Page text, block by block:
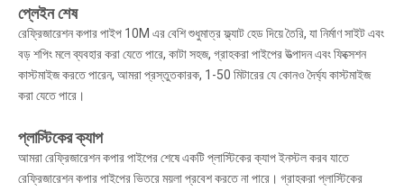
প্লেইন শেষ
রেফ্রিজারেশন কপার পাইপ 10M এর বেশি শুধুমাত্র ফ্ল্যাট হেড দিয়ে তৈরি, যা নির্মাণ সাইট এবং
বড় শপিং মলে ব্যবহার করা যেতে পারে, কাটা সহজ, গ্রাহকরা পাইপের উত্পাদন এবং ফিক্সেশন
কাস্টমাইজ করতে পারেন, আমরা প্রস্তুতকারক, 1-50 মিটারের যে কোনও দৈর্ঘ্য কাস্টমাইজ
করা যেতে পারে।
প্লাস্টিকের ক্যাপ
আমরা রেফ্রিজারেশন কপার পাইপের শেষে একটি প্লাস্টিকের ক্যাপ ইনস্টল করব যাতে
রেফ্রিজারেশন কপার পাইপের ভিতরে ময়লা প্রবেশ করতে না পারে। গ্রাহকরা প্লাস্টিকের